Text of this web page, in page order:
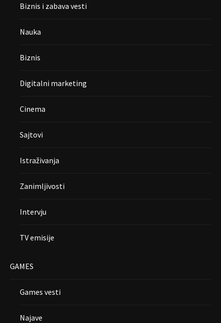
Biznis i zabava vesti
Nauka
Biznis
Digitalni marketing
Cinema
Sajtovi
Istraživanja
Zanimljivosti
Intervju
TV emisije
GAMES
Games vesti
Najave